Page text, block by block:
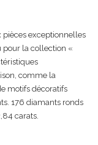
pièces exceptionnelles
pour la collection «
comme la
motifs décoratifs
176 diamants ronds
carats.